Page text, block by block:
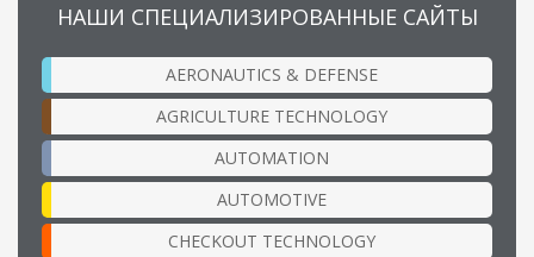
НАШИ СПЕЦИАЛИЗИРОВАННЫЕ САЙТЫ
AERONAUTICS & DEFENSE
AGRICULTURE TECHNOLOGY
AUTOMATION
AUTOMOTIVE
CHECKOUT TECHNOLOGY